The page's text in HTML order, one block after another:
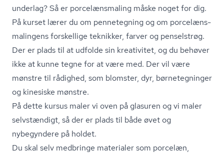
underlag? Så er po­r­ce­læns­ma­ling måske noget for dig.
På kurset lærer du om pennetegning og om po­r­ce­læns­
ma­lin­gens forskellige teknikker, farver og penselstrøg.
Der er plads til at udfolde sin kreativitet, og du behøver
ikke at kunne tegne for at være med. Der vil være
mønstre til rådighed, som blomster, dyr, børnetegninger
og kinesiske mønstre.
På dette kursus maler vi oven på glasuren og vi maler
selvstændigt, så der er plads til både øvet og
nybegyndere på holdet.
Du skal selv medbringe materialer som porcelæn,